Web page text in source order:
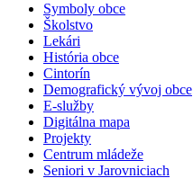
Symboly obce
Školstvo
Lekári
História obce
Cintorín
Demografický vývoj obce
E-služby
Digitálna mapa
Projekty
Centrum mládeže
Seniori v Jarovniciach